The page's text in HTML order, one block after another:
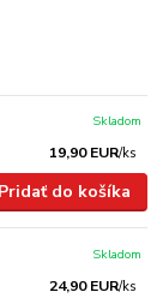
19,90 EUR/ks
Skladom
Pridať do košíka
24,90 EUR/ks
Skladom